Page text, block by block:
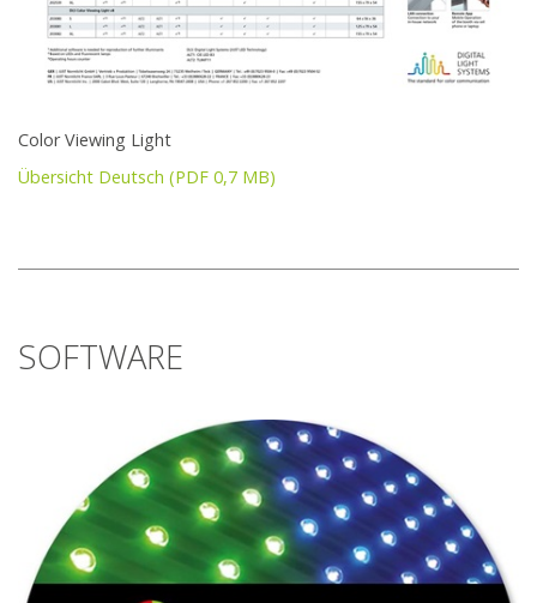
Color Viewing Light
Übersicht Deutsch (PDF 0,7 MB)
SOFTWARE